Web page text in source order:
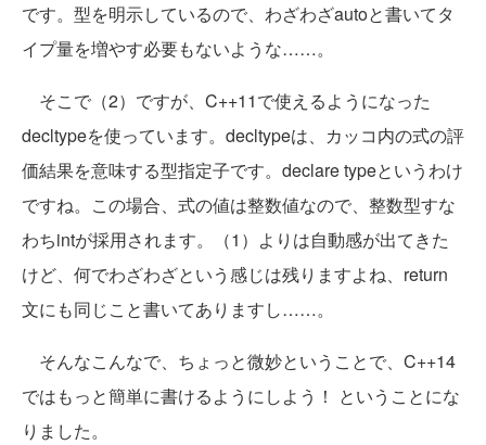
です。型を明示しているので、わざわざautoと書いてタ
イプ量を増やす必要もないような……。
そこで（2）ですが、C++11で使えるようになった
decltypeを使っています。decltypeは、カッコ内の式の評
価結果を意味する型指定子です。declare typeというわけ
ですね。この場合、式の値は整数値なので、整数型すな
わちintが採用されます。（1）よりは自動感が出てきた
けど、何でわざわざという感じは残りますよね、return
文にも同じこと書いてありますし……。
そんなこんなで、ちょっと微妙ということで、C++14
ではもっと簡単に書けるようにしよう！ ということにな
りました。